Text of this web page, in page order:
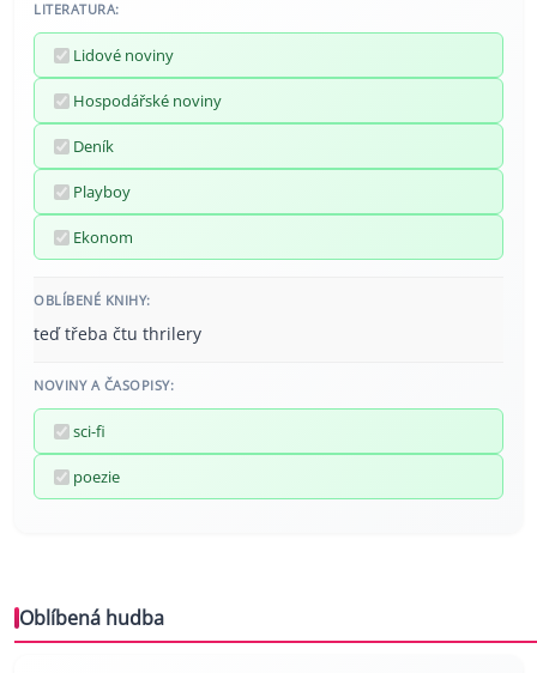
LITERATURA:
Lidové noviny
Hospodářské noviny
Deník
Playboy
Ekonom
OBLÍBENÉ KNIHY:
teď třeba čtu thrilery
NOVINY A ČASOPISY:
sci-fi
poezie
Oblíbená hudba